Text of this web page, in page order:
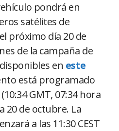
pondrá en
satélites de
próximo día 20 de
de la campaña de
en este
está programado
GMT, 07:34 hora
20 de octubre. La
a las 11:30 CEST